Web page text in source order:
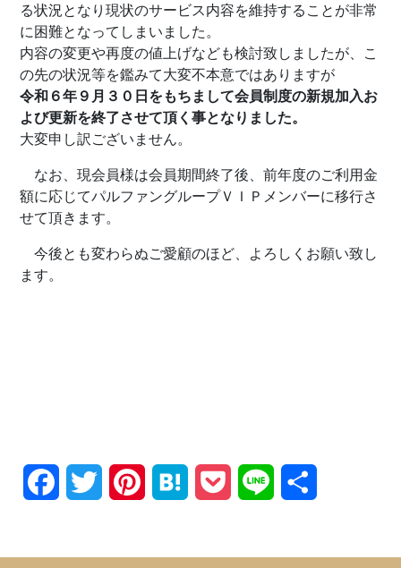
る状況となり現状のサービス内容を維持することが非常
に困難となってしまいました。
内容の変更や再度の値上げなども検討致しましたが、こ
の先の状況等を鑑みて大変不本意ではありますが
令和６年９月３０日をもちまして会員制度の新規加入お
よび更新を終了させて頂く事となりました。
大変申し訳ございません。
なお、現会員様は会員期間終了後、前年度のご利用金
額に応じてパルファングループＶＩＰメンバーに移行さ
せて頂きます。
今後とも変わらぬご愛顧のほど、よろしくお願い致し
ます。
FacebookTwitter PinterestHatena Pocket Line